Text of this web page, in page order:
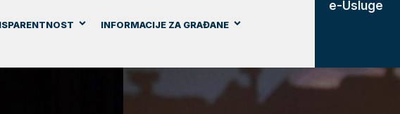
INFORMACIJE ZA GRAĐANE
e-Usluge